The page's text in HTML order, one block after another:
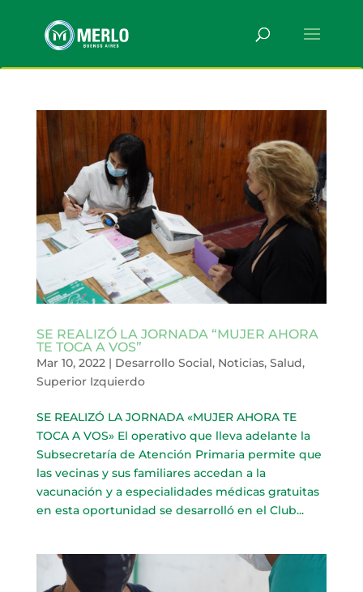
SE REALIZÓ LA JORNADA “MUJER AHORA
TE TOCA A VOS”
Mar 10, 2022| Desarrollo Social, Noticias, Salud,
Superior Izquierdo
SE REALIZÓ LA JORNADA «MUJER AHORA TE
TOCA A VOS» El operativo que lleva adelante la
Subsecretaría de Atención Primaria permite que
las vecinas y sus familiares accedan a la
vacunación y a especialidades médicas gratuitas
en esta oportunidad se desarrolló en el Club...